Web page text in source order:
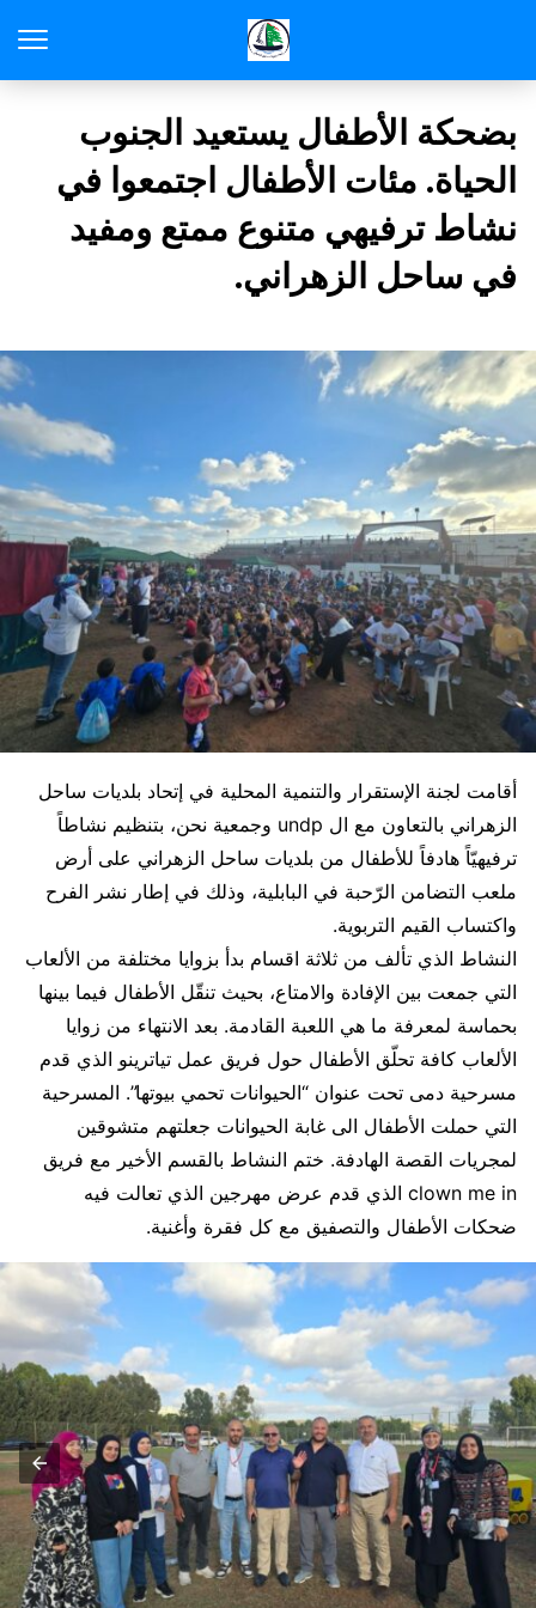
بضحكة الأطفال يستعيد الجنوب
الحياة. مئات الأطفال اجتمعوا في
نشاط ترفيهي متنوع ممتع ومفيد
في ساحل الزهراني.
أقامت لجنة الإستقرار والتنمية المحلية في إتحاد بلديات ساحل
الزهراني بالتعاون مع ال undp وجمعية نحن، بتنظيم نشاطاً
ترفيهيّاً هادفاً للأطفال من بلديات ساحل الزهراني على أرض
ملعب التضامن الرّحبة في البابلية، وذلك في إطار نشر الفرح
واكتساب القيم التربوية.
النشاط الذي تألف من ثلاثة اقسام بدأ بزوايا مختلفة من الألعاب
التي جمعت بين الإفادة والامتاع، بحيث تنقّل الأطفال فيما بينها
بحماسة لمعرفة ما هي اللعبة القادمة. بعد الانتهاء من زوايا
الألعاب كافة تحلّق الأطفال حول فريق عمل تياترينو الذي قدم
مسرحية دمى تحت عنوان “الحيوانات تحمي بيوتها”. المسرحية
التي حملت الأطفال الى غابة الحيوانات جعلتهم متشوقين
لمجريات القصة الهادفة. ختم النشاط بالقسم الأخير مع فريق
clown me in الذي قدم عرض مهرجين الذي تعالت فيه
ضحكات الأطفال والتصفيق مع كل فقرة وأغنية.